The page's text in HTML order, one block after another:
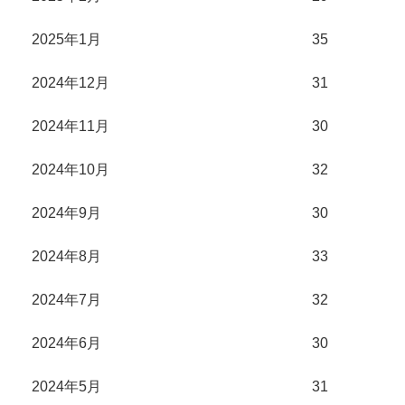
2025年1月 35
2024年12月 31
2024年11月 30
2024年10月 32
2024年9月 30
2024年8月 33
2024年7月 32
2024年6月 30
2024年5月 31